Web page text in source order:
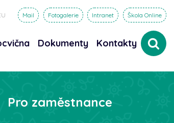
Mail Fotogalerie Intranet Škola Online
Dokumenty Kontakty
Pro zaměstnance